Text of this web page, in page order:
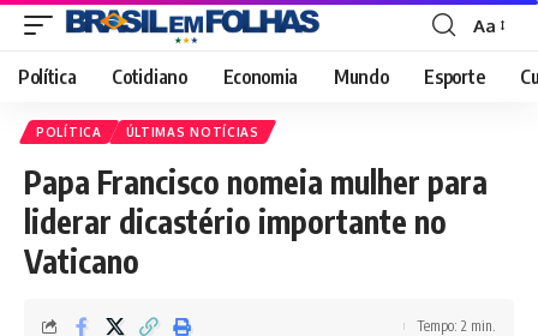
Font
Resizer
Aa
Política Cotidiano Economia Mundo Esporte
POLÍTICA ÚLTIMAS NOTÍCIAS
Papa Francisco nomeia mulher para
liderar dicastério importante no
Vaticano
Tempo: 2 min.